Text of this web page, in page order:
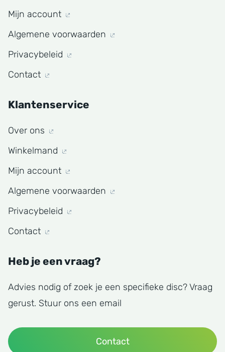
Mijn account
Algemene voorwaarden
Privacybeleid
Contact
Klantenservice
Over ons
Winkelmand
Mijn account
Algemene voorwaarden
Privacybeleid
Contact
Heb je een vraag?
Advies nodig of zoek je een specifieke disc? Vraag
gerust. Stuur ons een email
Contact